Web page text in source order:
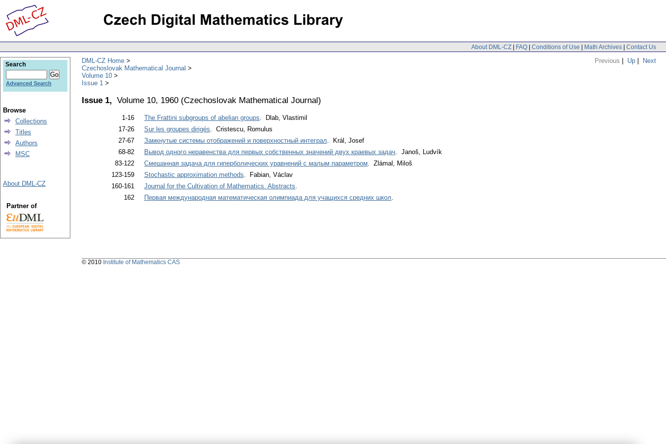
About DML-CZ | FAQ | Conditions of Use | Math Archives | Contact Us
Previous | Up | Next
DML-CZ Home
Czechoslovak Mathematical Journal
Volume 10
Issue 1
Issue 1, Volume 10, 1960 (Czechoslovak Mathematical Journal)
1-16 The Frattini subgroups of abelian groups. Dlab, Vlastimil
17-26
Sur les groupes dirigés. Cristescu, Romulus
27-67
Замкнутые системы отображений и поверхностный интеграл. Král, Josef
68-82
Вывод одного неравенства для первых собственных значений двух краевых задач. Janoš, Ludvík
83-122
Смешанная задача для гиперболических уравнений с малым параметром. Zlámal, Miloš
123-159
Stochastic approximation methods. Fabian, Václav
160-161
Journal for the Cultivation of Mathematics. Abstracts.
162
Первая международная математическая олимпиада для учащихся средних школ.
Search
Advanced Search
Browse
Collections
Titles
Authors
MSC
About DML-CZ
Partner of
© 2010 Institute of Mathematics CAS